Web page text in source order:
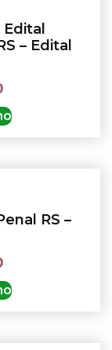
– Edital
RS –